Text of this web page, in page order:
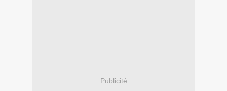
Publicité